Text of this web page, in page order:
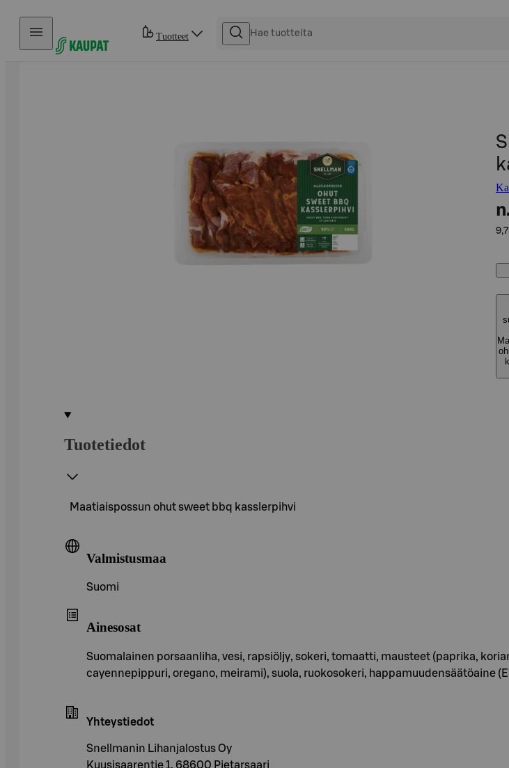
Hyppää sisältöön
Tuotteet
n.
Tuotetiedot
Maatiaispossun ohut sweet bbq kasslerpihvi
Valmistusmaa
Suomi
Ainesosat
Suomalainen porsaanliha, vesi, rapsiöljy, sokeri, tomaatti, mausteet (paprika,
cayennepippuri, oregano, meirami), suola, ruokosokeri, happamuudensäätöaine
Yhteystiedot
Snellmanin Lihanjalostus Oy
Kuusisaarentie 1, 68600 Pietarsaari